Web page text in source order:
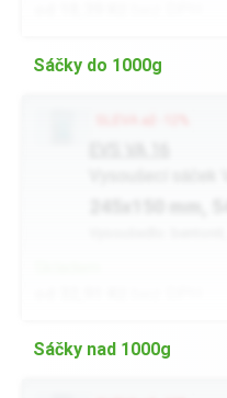
Sáčky do 1000g
Vysoušecí
Sáčky nad 1000g